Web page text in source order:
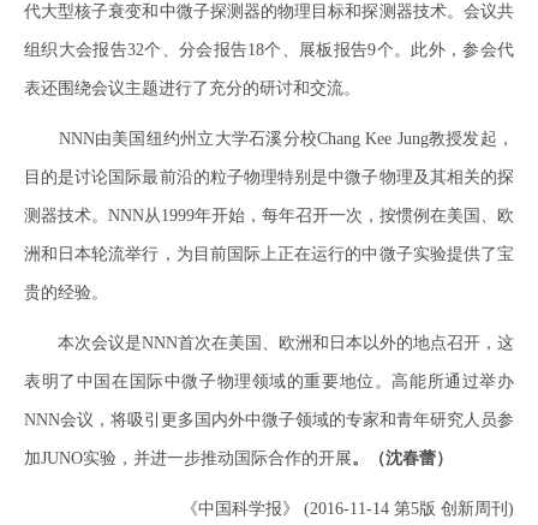
代大型核子衰变和中微子探测器的物理目标和探测器技术。会议共
组织大会报告32个、分会报告18个、展板报告9个。此外，参会代
表还围绕会议主题进行了充分的研讨和交流。
NNN由美国纽约州立大学石溪分校Chang Kee Jung教授发起，
目的是讨论国际最前沿的粒子物理特别是中微子物理及其相关的探
测器技术。NNN从1999年开始，每年召开一次，按惯例在美国、欧
洲和日本轮流举行，为目前国际上正在运行的中微子实验提供了宝
贵的经验。
本次会议是NNN首次在美国、欧洲和日本以外的地点召开，这
表明了中国在国际中微子物理领域的重要地位。高能所通过举办
NNN会议，将吸引更多国内外中微子领域的专家和青年研究人员参
加JUNO实验，并进一步推动国际合作的开展。（沈春蕾）
《中国科学报》 (2016-11-14 第5版 创新周刊)